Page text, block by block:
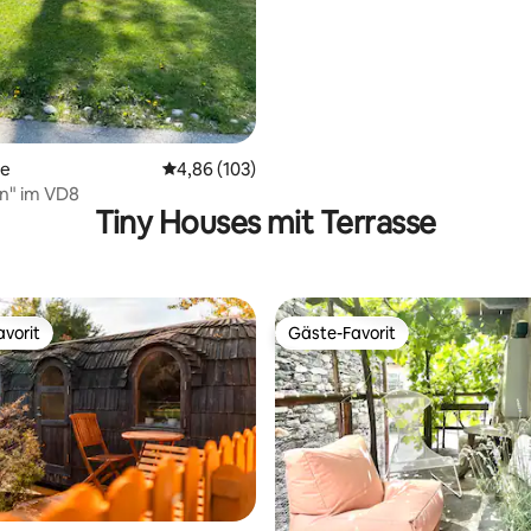
Durchschnittliche Bewertung: 4,86 von 5,
4,86 (103)
im VD8
Tiny Houses mit Terrasse
Gäste-Favorit
Gäste-Favorit